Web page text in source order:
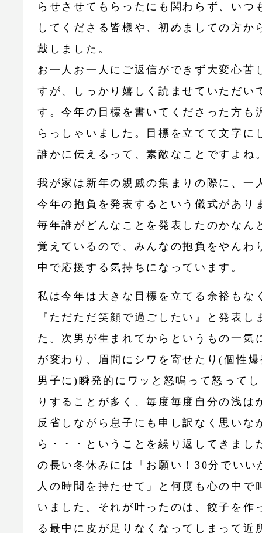
らせさせてもらったにも関わらず、いつ
してくださる皆様や、初めましての方か
戴しました。
お一人お一人にご返信ができず大変心苦
すが、しっかり嬉しく読ませていただい
す。今年の目標を書いてくださった方も
らっしゃいました。目標を立てて文字に
誰かに伝えるって、素敵なことですよね
我が家は新年の親戚の集まりの際に、一
今年の抱負を発表するという儀式があり
毎年誰がどんなことを発表したのかなん
覚えているので、みんなの抱負をやんわ
中で応援する気持ちになっています。
私は今年は大きな目標を立てる余裕もな
『ただただ笑顔で過ごしたい』と発表し
た。次男が生まれてからというもの一気
が変わり、眉間にシワを寄せたり(個性
男子に)瞬発的にワッと怒鳴って怒って
りすることが多く、毎度毎度自分の浅は
反省しながら息子にも申し訳なく思いな
ら・・・ということを繰り返してきまし
の長い冬休みには「お願い！30分でいい
人の時間を持たせて」と何度も心の中で
いました。それが叶ったのは、餃子を作
る最中に皮が足りなくなってしまって近